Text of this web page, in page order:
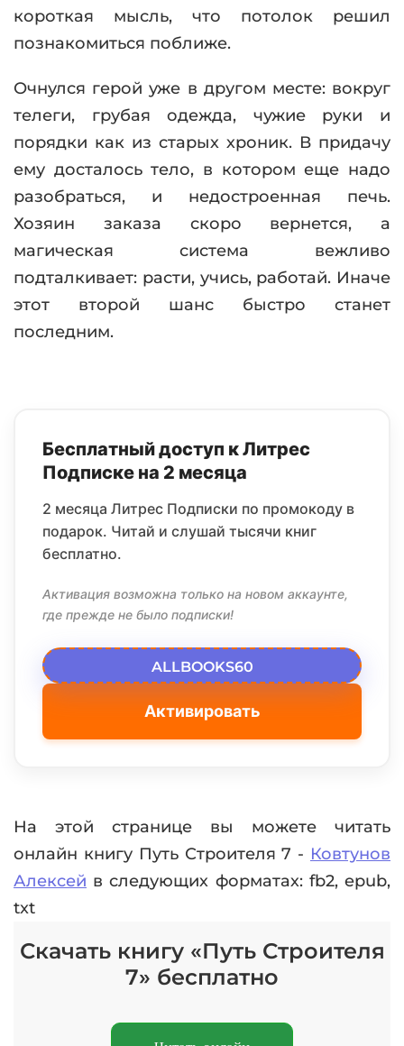
короткая мысль, что потолок решил
познакомиться поближе.
Очнулся герой уже в другом месте: вокруг
телеги, грубая одежда, чужие руки и
порядки как из старых хроник. В придачу
ему досталось тело, в котором еще надо
разобраться, и недостроенная печь.
Хозяин заказа скоро вернется, а
магическая система вежливо
подталкивает: расти, учись, работай. Иначе
этот второй шанс быстро станет
последним.
Бесплатный доступ к Литрес
Подписке на 2 месяца
2 месяца Литрес Подписки по промокоду в
подарок. Читай и слушай тысячи книг
бесплатно.
Активация возможна только на новом аккаунте,
где прежде не было подписки!
ALLBOOKS60
Активировать
На этой странице вы можете читать
онлайн книгу Путь Строителя 7 - Ковтунов
Алексей в следующих форматах: fb2, epub,
txt
Скачать книгу «Путь Строителя
7» бесплатно